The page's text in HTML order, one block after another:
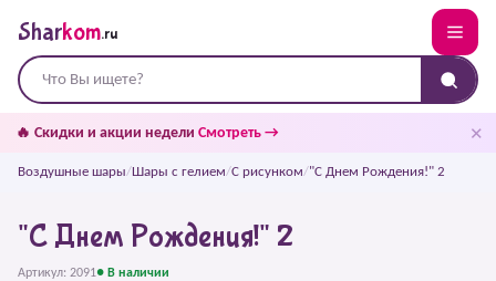
Sharkom.ru
🔥 Скидки и акции недели Смотреть → ✕
Воздушные шары/Шары с гелием/С рисунком/"С Днем Рождения!" 2
"С Днем Рождения!" 2
Артикул: 2091● В наличии